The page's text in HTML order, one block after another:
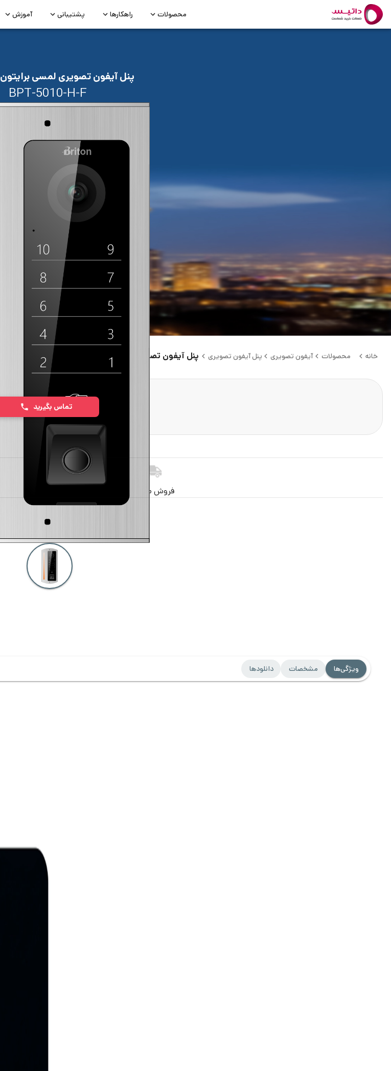
محصولات راهکارها پشتیبانی آموزش
پنل آیفون تصویری لمسی برایتون ۱۰ واحدی
BPT-5010-H-F
خانه محصولات آیفون تصویری پنل آیفون تصویری پنل آیفون تصویری لمسی برایتون ۱۰ واحدی
تماس بگیرید
فروش مستقیم
ویژگی‌ها مشخصات دانلودها